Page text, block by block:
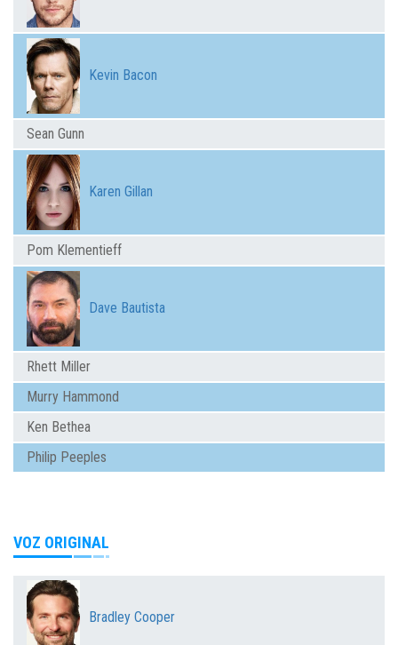
Kevin Bacon
Sean Gunn
Karen Gillan
Pom Klementieff
Dave Bautista
Rhett Miller
Murry Hammond
Ken Bethea
Philip Peeples
VOZ ORIGINAL
Bradley Cooper